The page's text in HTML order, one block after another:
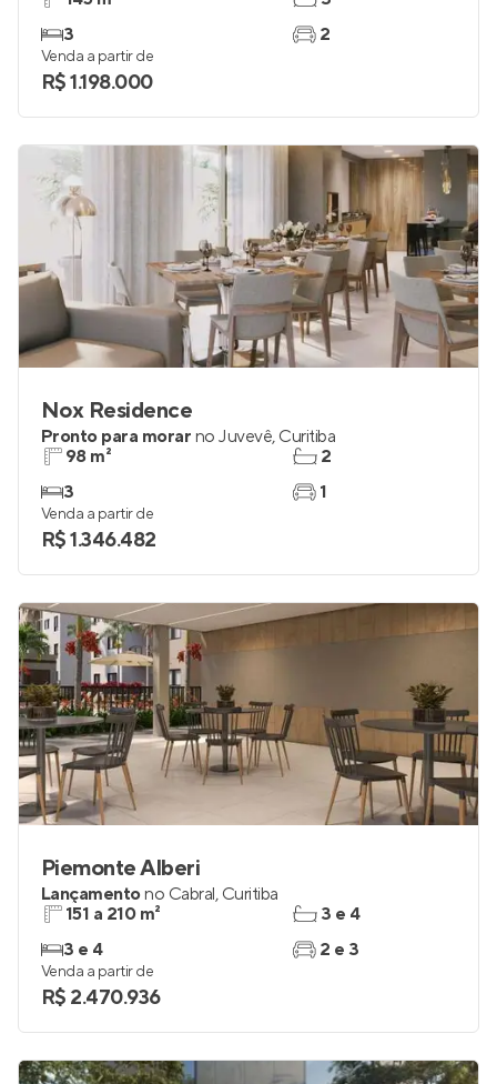
3
2
Venda a partir de
R$ 1.198.000
Nox Residence
Pronto para morar no Juvevê, Curitiba
98 m²
3
2
1
Venda a partir de
R$ 1.346.482
Piemonte Alberi
Lançamentono Cabral, Curitiba
151 a 210 m²
3 e 4
3 e 4
2 e 3
Venda a partir de
R$ 2.470.936